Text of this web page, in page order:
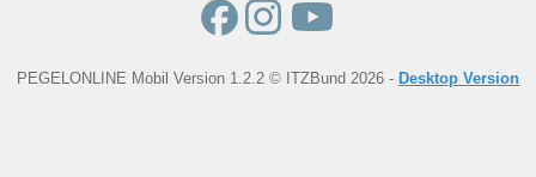
PEGELONLINE Mobil Version 1.2.2 © ITZBund 2026 - Desktop Version